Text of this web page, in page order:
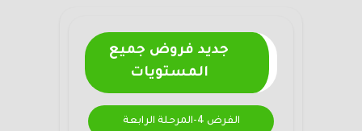
جديد فروض جميع
المستويات
الفرض 4-المرحلة الرابعة